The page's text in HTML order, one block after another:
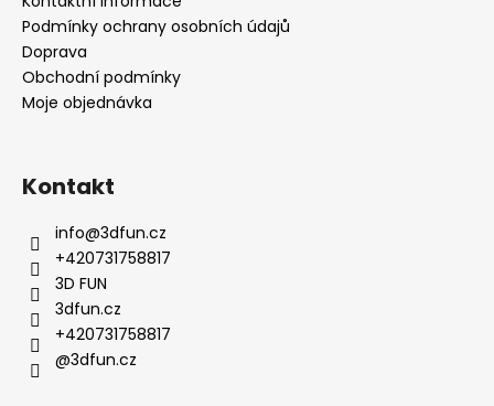
Podmínky ochrany osobních údajů
Doprava
Obchodní podmínky
Moje objednávka
Kontakt
info@3dfun.cz
+420731758817
3D FUN
3dfun.cz
+420731758817
@3dfun.cz